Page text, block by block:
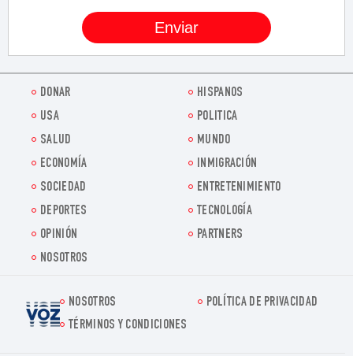
DONAR
HISPANOS
USA
POLITICA
SALUD
MUNDO
ECONOMÍA
INMIGRACIÓN
SOCIEDAD
ENTRETENIMIENTO
DEPORTES
TECNOLOGÍA
OPINIÓN
PARTNERS
NOSOTROS
Voz.us
NOSOTROS
POLÍTICA DE PRIVACIDAD
TÉRMINOS Y CONDICIONES